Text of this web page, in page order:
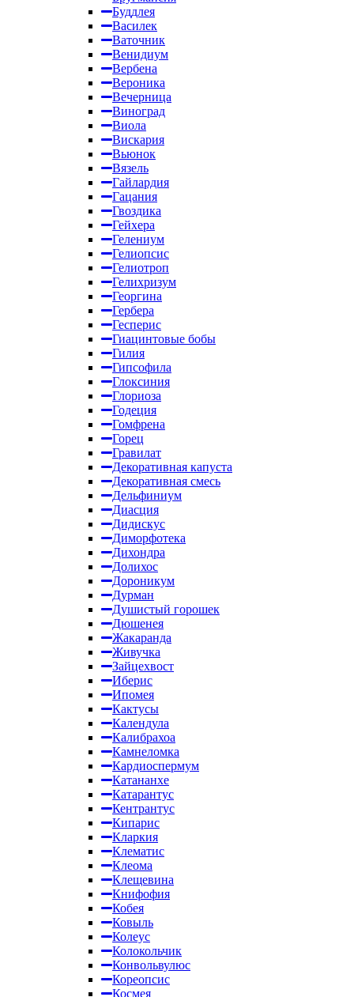
Буддлея
Василек
Ваточник
Венидиум
Вербена
Вероника
Вечерница
Виноград
Виола
Вискария
Вьюнок
Вязель
Гайлардия
Гацания
Гвоздика
Гейхера
Гелениум
Гелиопсис
Гелиотроп
Гелихризум
Георгина
Гербера
Гесперис
Гиацинтовые бобы
Гилия
Гипсофила
Глоксиния
Глориоза
Годеция
Гомфрена
Горец
Гравилат
Декоративная капуста
Декоративная смесь
Дельфиниум
Диасция
Дидискус
Диморфотека
Дихондра
Долихос
Дороникум
Дурман
Душистый горошек
Дюшенея
Жакаранда
Живучка
Зайцехвост
Иберис
Ипомея
Кактусы
Календула
Калибрахоа
Камнеломка
Кардиоспермум
Катананхе
Катарантус
Кентрантус
Кипарис
Кларкия
Клематис
Клеома
Клещевина
Книфофия
Кобея
Ковыль
Колеус
Колокольчик
Конвольвулюс
Кореопсис
Космея